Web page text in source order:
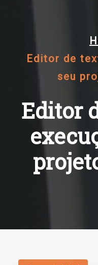
Editor de
seu
Editor